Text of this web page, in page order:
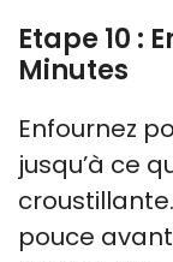
Etape 10 :
Minutes
Enfournez
jusqu’à ce
pouce